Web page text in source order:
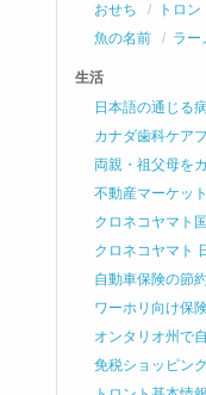
おせち
トロ
魚の名前
ラー
生活
日本語の通じる
カナダ歯科ケア
両親・祖父母を
不動産マーケッ
クロネコヤマト
クロネコヤマト
自動車保険の節
ワーホリ向け保
オンタリオ州で
免税ショッピン